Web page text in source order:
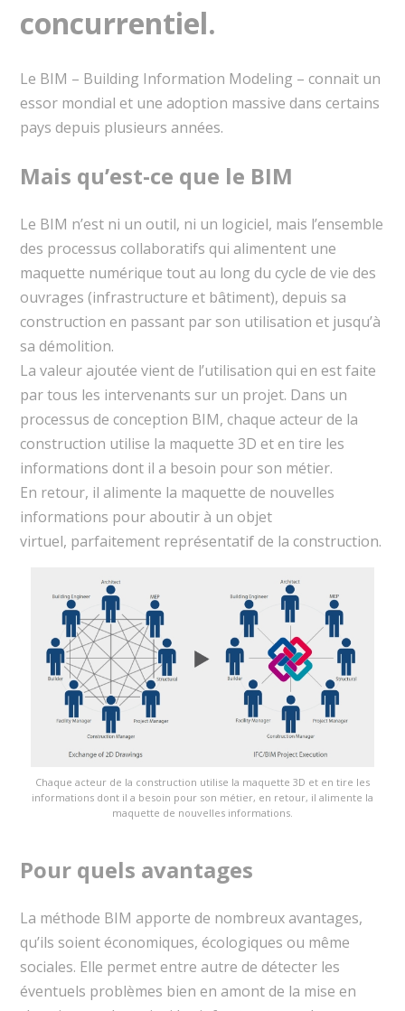
concurrentiel.
Le BIM – Building Information Modeling – connait un
essor mondial et une adoption massive dans certains
pays depuis plusieurs années.
Mais qu’est-ce que le BIM
Le BIM n’est ni un outil, ni un logiciel, mais l’ensemble
des processus collaboratifs qui alimentent une
maquette numérique tout au long du cycle de vie des
ouvrages (infrastructure et bâtiment), depuis sa
construction en passant par son utilisation et jusqu’à
sa démolition.
La valeur ajoutée vient de l’utilisation qui en est faite
par tous les intervenants sur un projet. Dans un
processus de conception BIM, chaque acteur de la
construction utilise la maquette 3D et en tire les
informations dont il a besoin pour son métier.
En retour, il alimente la maquette de nouvelles
informations pour aboutir à un objet
virtuel, parfaitement représentatif de la construction.
Chaque acteur de la construction utilise la maquette 3D et en tire les
informations dont il a besoin pour son métier, en retour, il alimente la
maquette de nouvelles informations.
Pour quels avantages
La méthode BIM apporte de nombreux avantages,
qu’ils soient économiques, écologiques ou même
sociales. Elle permet entre autre de détecter les
éventuels problèmes bien en amont de la mise en